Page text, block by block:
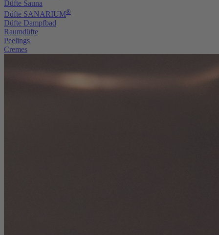
Düfte Sauna
Düfte SANARIUM®
Düfte Dampfbad
Raumdüfte
Peelings
Cremes